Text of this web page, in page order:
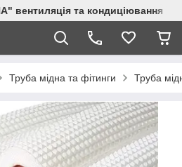
та кондиціювання
Труба мідна та фітинги Труба